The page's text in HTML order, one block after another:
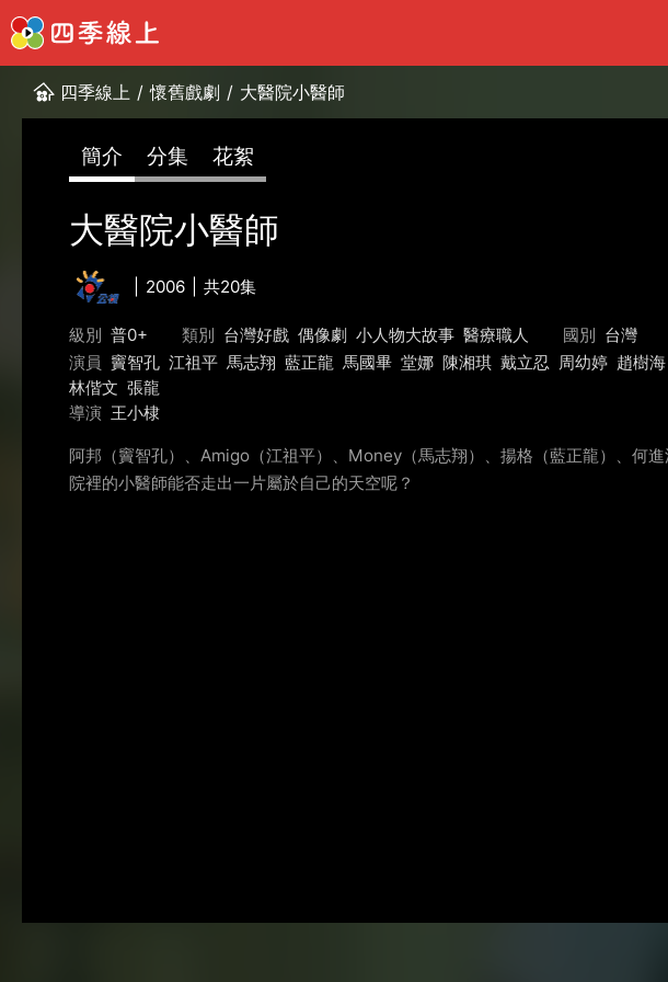
四季線上 / 懷舊戲劇 / 大醫院小醫師
簡介 分集 花絮
大醫院小醫師
2006 共20集
級別 普0+ 類別 台灣好戲 偶像劇 小人物大故事 醫療職人 國別 台灣
演員 竇智孔 江祖平 馬志翔 藍正龍 馬國畢 堂娜 陳湘琪 戴立忍 周幼婷 趙樹海
林偕文 張龍
導演 王小棣
阿邦（竇智孔）、Amigo（江祖平）、Money（馬志翔）、揚格（藍正龍）、何
院裡的小醫師能否走出一片屬於自己的天空呢？